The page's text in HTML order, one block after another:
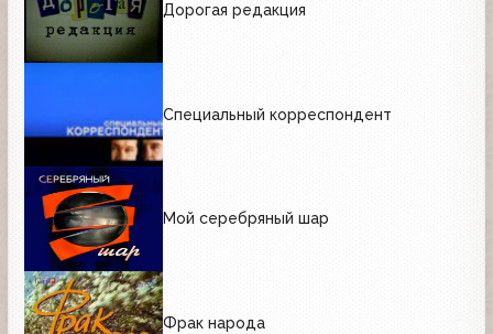
Дорогая редакция
Специальный корреспондент
Мой серебряный шар
Фрак народа